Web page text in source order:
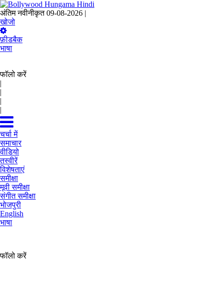
अंतिम नवीनीकृत 09-08-2026 |
खोजो
फ़ीडबैक
भाषा
फॉलो करें
|
|
|
|
चर्चा में
समाचार
वीडियो
तस्वीरें
विशेषताएं
समीक्षा
मूवी समीक्षा
संगीत समीक्षा
भोजपुरी
English
भाषा
फॉलो करें